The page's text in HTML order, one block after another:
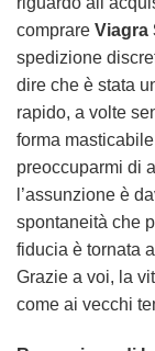
comprare Viagra
spedizione
dire che è stata
rapido, a volte
forma
preoccuparmi di
l’assunzione è
spontaneità che
fiducia è tornata
Grazie a voi, la
come ai vecchi